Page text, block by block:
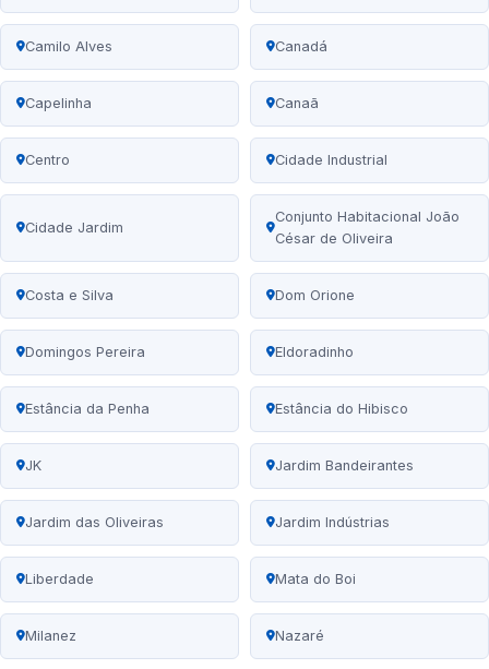
Camilo Alves Canadá
Capelinha Canaã
Centro Cidade Industrial
Cidade Jardim
Conjunto Habitacional João
César de Oliveira
Costa e Silva Dom Orione
Domingos Pereira Eldoradinho
Estância da Penha Estância do Hibisco
JK Jardim Bandeirantes
Jardim das Oliveiras Jardim Indústrias
Liberdade Mata do Boi
Milanez Nazaré